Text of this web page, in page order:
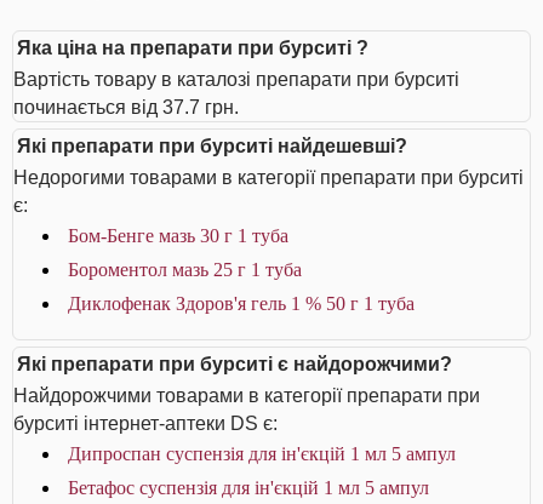
Яка ціна на препарати при бурситі ?
Вартість товару в каталозі препарати при бурситі
починається від 37.7 грн.
Які препарати при бурситі найдешевші?
Недорогими товарами в категорії препарати при бурситі
є:
Бом-Бенге мазь 30 г 1 туба
Бороментол мазь 25 г 1 туба
Диклофенак Здоров'я гель 1 % 50 г 1 туба
Які препарати при бурситі є найдорожчими?
Найдорожчими товарами в категорії препарати при
бурситі інтернет-аптеки DS є:
Дипроспан суспензія для ін'єкцій 1 мл 5 ампул
Бетафос суспензія для ін'єкцій 1 мл 5 ампул